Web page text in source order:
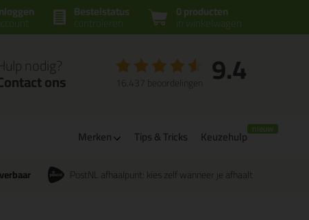
0 producten
in winkelwagen
Bestelstatus
controleren
account
nodig?
ons 9.4
16.437 beoordelingen
Merken Tips & Tricks Keuzehulp
PostNL afhaalpunt: kies zelf wanneer je afhaalt